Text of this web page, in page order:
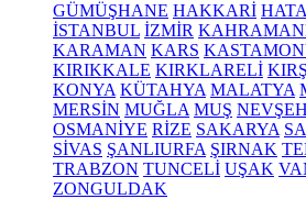
GÜMÜŞHANE HAKKARİ
İSTANBUL İZMİR
KARAMAN KARS
KIRIKKALE KIRKLARELİ
KONYA KÜTAHYA MALATYA
MERSİN MUĞLA MUŞ
OSMANİYE RİZE SAKARYA
SİVAS ŞANLIURFA ŞIRNAK
TRABZON TUNCELİ UŞAK
ZONGULDAK